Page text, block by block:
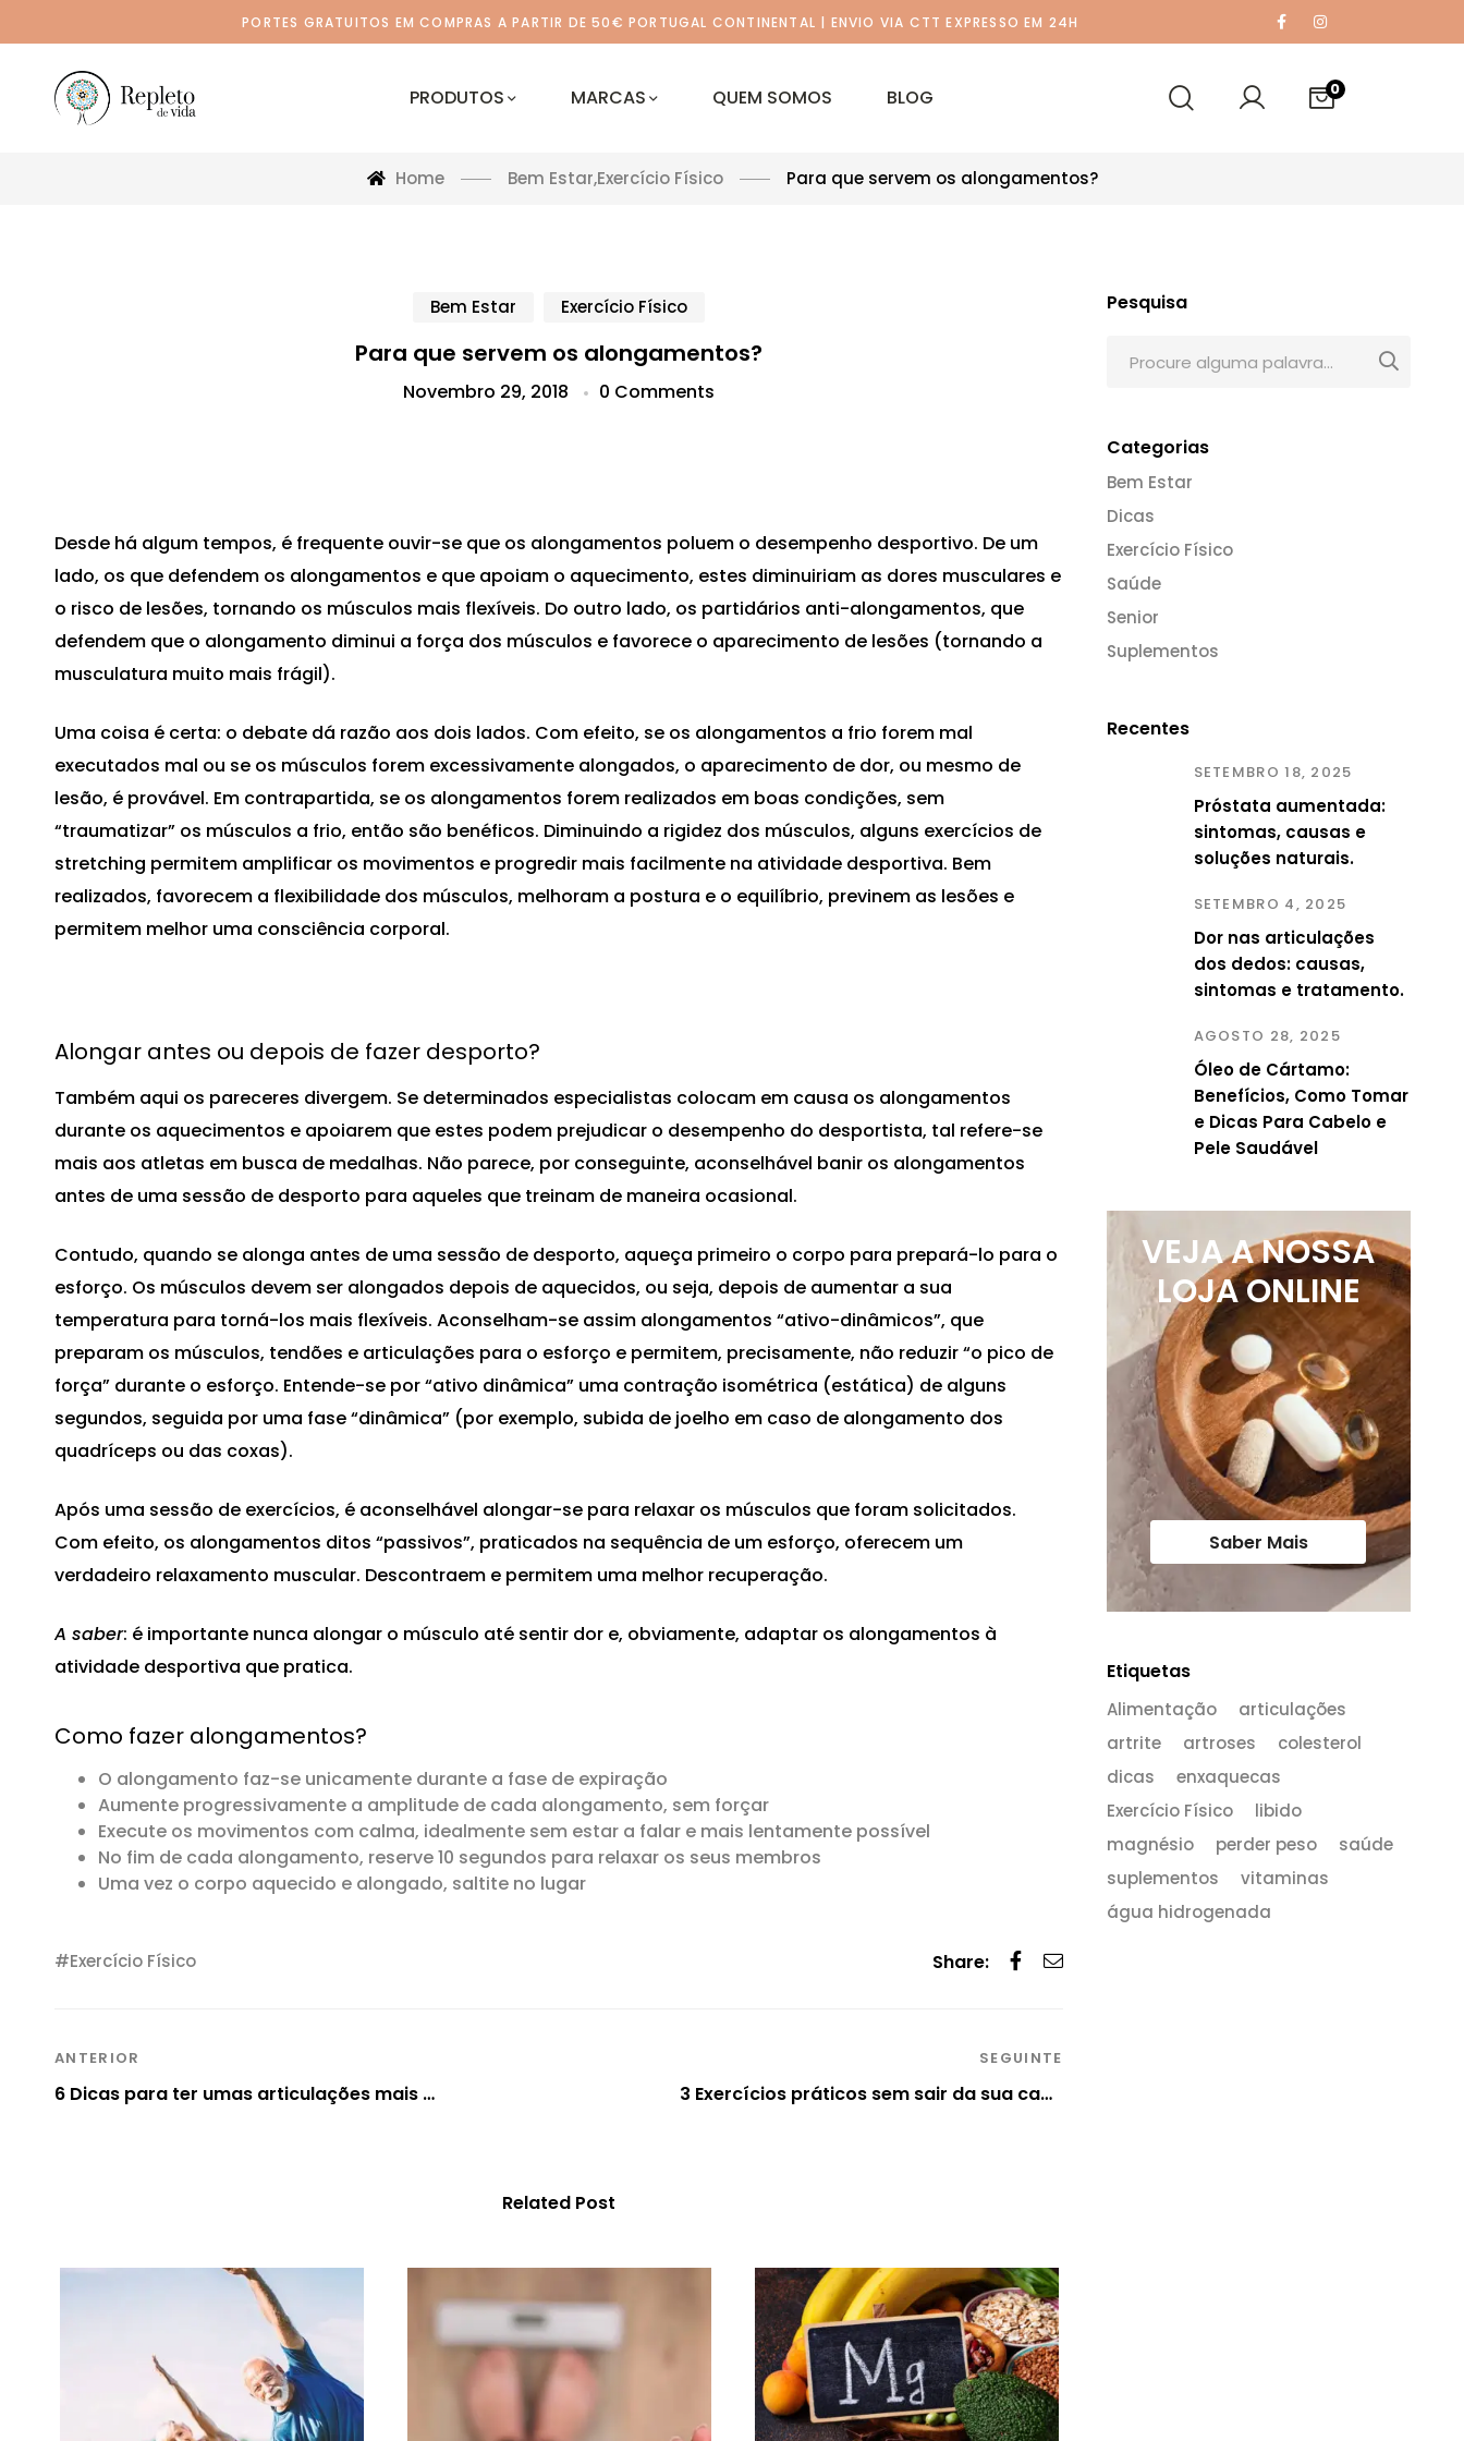
PORTES GRATUITOS EM COMPRAS A PARTIR DE 50€ PORTUGAL CONTINENTAL | ENVIO VIA CTT EXPRESSO EM 24H
PRODUTOS MARCAS QUEM SOMOS BLOG 0
Home Bem Estar,Exercício Físico Para que servem os alongamentos?
Bem Estar Exercício Físico
Para que servem os alongamentos?
Novembro 29, 2018 0 Comments
Desde há algum tempos, é frequente ouvir-se que os alongamentos poluem o desempenho desportivo. De um
lado, os que defendem os alongamentos e que apoiam o aquecimento, estes diminuiriam as dores musculares e
o risco de lesões, tornando os músculos mais flexíveis. Do outro lado, os partidários anti-alongamentos, que
defendem que o alongamento diminui a força dos músculos e favorece o aparecimento de lesões (tornando a
musculatura muito mais frágil).
Uma coisa é certa: o debate dá razão aos dois lados. Com efeito, se os alongamentos a frio forem mal
executados mal ou se os músculos forem excessivamente alongados, o aparecimento de dor, ou mesmo de
lesão, é provável. Em contrapartida, se os alongamentos forem realizados em boas condições, sem
“traumatizar” os músculos a frio, então são benéficos. Diminuindo a rigidez dos músculos, alguns exercícios de
stretching permitem amplificar os movimentos e progredir mais facilmente na atividade desportiva. Bem
realizados, favorecem a flexibilidade dos músculos, melhoram a postura e o equilíbrio, previnem as lesões e
permitem melhor uma consciência corporal.
Alongar antes ou depois de fazer desporto?
Também aqui os pareceres divergem. Se determinados especialistas colocam em causa os alongamentos
durante os aquecimentos e apoiarem que estes podem prejudicar o desempenho do desportista, tal refere-se
mais aos atletas em busca de medalhas. Não parece, por conseguinte, aconselhável banir os alongamentos
antes de uma sessão de desporto para aqueles que treinam de maneira ocasional.
Contudo, quando se alonga antes de uma sessão de desporto, aqueça primeiro o corpo para prepará-lo para o
esforço. Os músculos devem ser alongados depois de aquecidos, ou seja, depois de aumentar a sua
temperatura para torná-los mais flexíveis. Aconselham-se assim alongamentos “ativo-dinâmicos”, que
preparam os músculos, tendões e articulações para o esforço e permitem, precisamente, não reduzir “o pico de
força” durante o esforço. Entende-se por “ativo dinâmica” uma contração isométrica (estática) de alguns
segundos, seguida por uma fase “dinâmica” (por exemplo, subida de joelho em caso de alongamento dos
quadríceps ou das coxas).
Após uma sessão de exercícios, é aconselhável alongar-se para relaxar os músculos que foram solicitados.
Com efeito, os alongamentos ditos “passivos”, praticados na sequência de um esforço, oferecem um
verdadeiro relaxamento muscular. Descontraem e permitem uma melhor recuperação.
A saber: é importante nunca alongar o músculo até sentir dor e, obviamente, adaptar os alongamentos à
atividade desportiva que pratica.
Como fazer alongamentos?
O alongamento faz-se unicamente durante a fase de expiração
Aumente progressivamente a amplitude de cada alongamento, sem forçar
Execute os movimentos com calma, idealmente sem estar a falar e mais lentamente possível
No fim de cada alongamento, reserve 10 segundos para relaxar os seus membros
Uma vez o corpo aquecido e alongado, saltite no lugar
Exercício Físico Share:
ANTERIOR
6 Dicas para ter umas articulações mais saudáveis
SEGUINTE
3 Exercícios práticos sem sair da sua cama
Related Post
Pesquisa
Categorias
Bem Estar
Dicas
Exercício Físico
Saúde
Senior
Suplementos
Recentes
SETEMBRO 18, 2025
Próstata aumentada:
sintomas, causas e
soluções naturais.
SETEMBRO 4, 2025
Dor nas articulações
dos dedos: causas,
sintomas e tratamento.
AGOSTO 28, 2025
Óleo de Cártamo:
Benefícios, Como Tomar
e Dicas Para Cabelo e
Pele Saudável
VEJA A NOSSA
LOJA ONLINE
Saber Mais
Etiquetas
Alimentação
articulações
artrite
artroses
colesterol
dicas
enxaquecas
Exercício Físico
libido
magnésio
perder peso
saúde
suplementos
vitaminas
água hidrogenada